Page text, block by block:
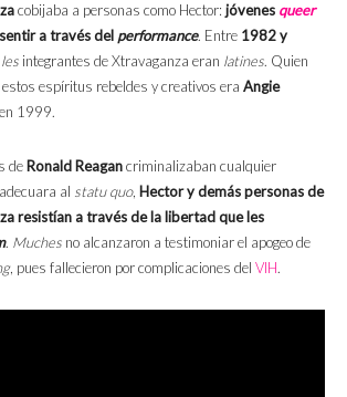
cobijaba a personas como Hector: jóvenes queer
a través del performance. Entre 1982 y
les integrantes de Xtravaganza eran latines. Quien
espíritus rebeldes y creativos era Angie
1999.
de Ronald Reagancriminalizaban cualquier
al statu quo, Hector y demás personas de
resistían a través de la libertad que les
. Muches no alcanzaron a testimoniar el apogeo de
, pues fallecieron por complicaciones del VIH.